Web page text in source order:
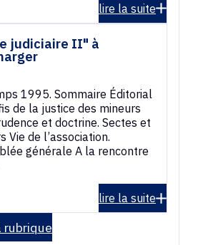
lire la suite
judiciaire II" à
1995. Sommaire Éditorial
de la justice des mineurs
et doctrine. Sectes et
Vie de l’association.
générale A la rencontre
lire la suite
rubrique